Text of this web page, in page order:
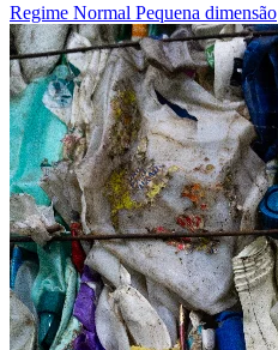
Regime Normal Pequena dimensão